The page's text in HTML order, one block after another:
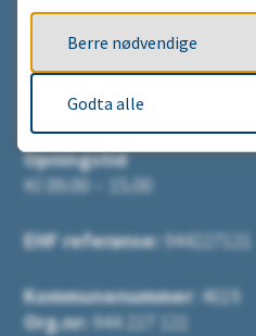
Eidfjord kommune
Simadalsvegen 1
5783 Eidfjord
Opningstid
Kl 09.00 – 15.00
EHF referanse: 944227121
Kommunenummer: 4619
Org.nr: 944 227 121
Berre nødvendige
Godta alle